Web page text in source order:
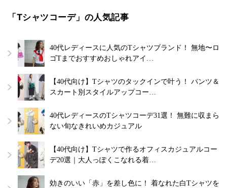
「Tシャツコーデ」の人気記事
40代レディースに人気のTシャツブランド！ 無地〜ロ
ゴTまでおすすめおしゃれアイ…
【40代向け】Tシャツのタックインで叶う！ パンツ＆
スカート別スタイルアップコー…
40代レディースのTシャツコーデ31選！ 無難に収まら
ない旬なきれいめカジュアル
【40代向け】Tシャツで作るオフィスカジュアルコー
デ20選｜大人っぽくこなれる着…
効きのいい「赤」を差し色に！ 着なれた白Tシャツを